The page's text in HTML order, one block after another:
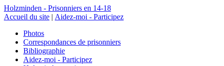
Holzminden - Prisonniers en 14-18
Accueil du site | Aidez-moi - Participez
Photos
Correspondances de prisonniers
Bibliographie
Aidez-moi - Participez